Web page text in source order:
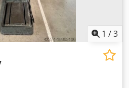
1 /3